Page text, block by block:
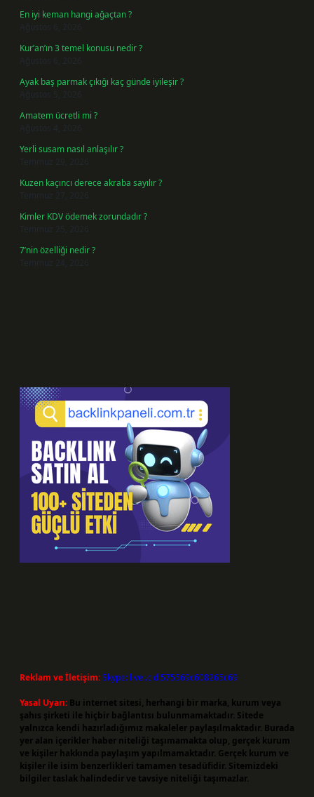
En iyi keman hangi ağaçtan ?
Ağustos 6, 2026
Kur’an’ın 3 temel konusu nedir ?
Ağustos 6, 2026
Ayak baş parmak çıkığı kaç günde iyileşir ?
Ağustos 5, 2026
Amatem ücretli mi ?
Ağustos 4, 2026
Yerli susam nasıl anlaşılır ?
Temmuz 29, 2026
Kuzen kaçıncı derece akraba sayılır ?
Temmuz 27, 2026
Kimler KDV ödemek zorundadır ?
Temmuz 25, 2026
7’nin özelliği nedir ?
Temmuz 24, 2026
Reklam ve İletişim:Skype: live:.cid.575569c608265c69
Yasal Uyarı: Bu internet sitesi, herhangi bir marka, kurum veya
şahıs şirketi ile hiçbir bağlantısı bulunmamaktadır. Sitede
yalnızca kendi hazırladığımız makaleler paylaşılmaktadır. Burada
yer alan içerikler haber niteliği taşımamakta olup, gerçek kurum
ve kişiler hakkında paylaşım yapılmamaktadır. Gerçek kurum ve
kişiler ile isim benzerlikleri tamamen tesadüfidir. Sitemizdeki
bilgiler taslak halindedir ve tavsiye niteliği taşımazlar.